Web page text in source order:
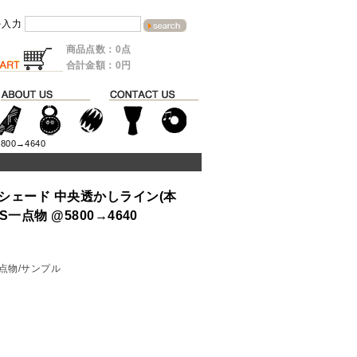
力
商品点数：0点
合計金額：0円
ェード 中央透かしライン(本
一点物 @5800→4640
物/サンプル